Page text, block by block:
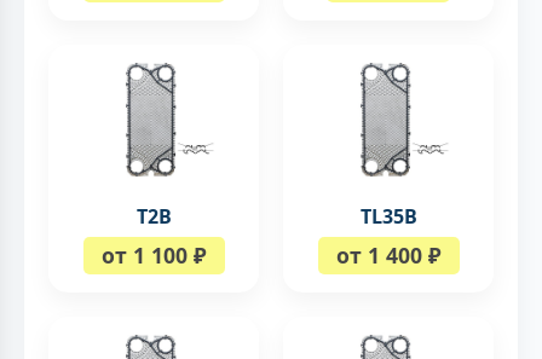
T2B
от 1 100 ₽
TL35B
от 1 400 ₽